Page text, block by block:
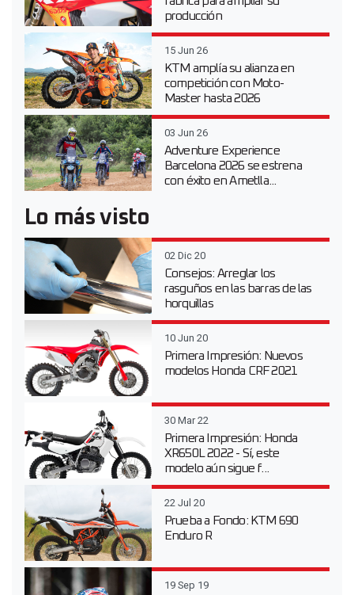
producción
15 Jun 26
KTM amplía su alianza en
competición con Moto-
Master hasta 2026
03 Jun 26
Adventure Experience
Barcelona 2026 se estrena
con éxito en Ametlla...
Lo más visto
02 Dic 20
Consejos: Arreglar los
rasguños en las barras de las
horquillas
10 Jun 20
Primera Impresión: Nuevos
modelos Honda CRF 2021
30 Mar 22
Primera Impresión: Honda
XR650L 2022 - Sí, este
modelo aún sigue f...
22 Jul 20
Prueba a Fondo: KTM 690
Enduro R
19 Sep 19